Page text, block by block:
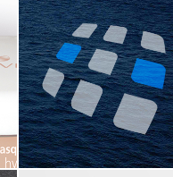
Intelimarine
branding
édition
stand